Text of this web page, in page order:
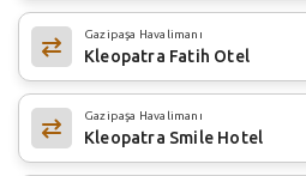
Gazipaşa Havalimanı
Kleopatra Fatih Otel
Gazipaşa Havalimanı
Kleopatra Smile Hotel